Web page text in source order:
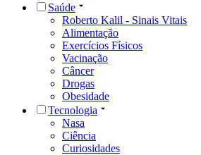
Saúde
Roberto Kalil - Sinais Vitais
Alimentação
Exercícios Físicos
Vacinação
Câncer
Drogas
Obesidade
Tecnologia
Nasa
Ciência
Curiosidades